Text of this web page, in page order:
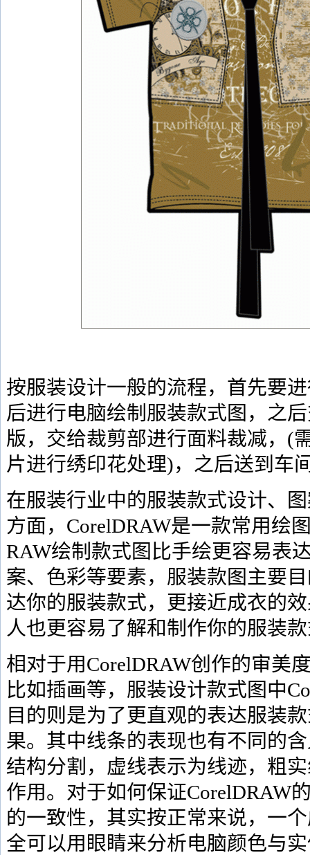
按服装设计一般的流程，首先要
后进行电脑绘制服装款式图，之
版，交给裁剪部进行面料裁减，(
片进行绣印花处理)，之后送到车
在服装行业中的服装款式设计、
方面，CorelDRAW是一款常用绘
RAW绘制款式图比手绘更容易表
案、色彩等要素，服装款图主要
达你的服装款式，更接近成衣的
人也更容易了解和制作你的服装
相对于用CorelDRAW创作的审美
比如插画等，服装设计款式图中
目的则是为了更直观的表达服装
果。其中线条的表现也有不同的
结构分割，虚线表示为线迹，粗
作用。对于如何保证CorelDRAW
的一致性，其实按正常来说，一
全可以用眼睛来分析电脑颜色与